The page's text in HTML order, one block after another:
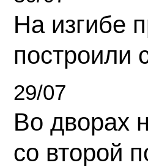
На изгибе
построили
29/07
Во дворах
со второй